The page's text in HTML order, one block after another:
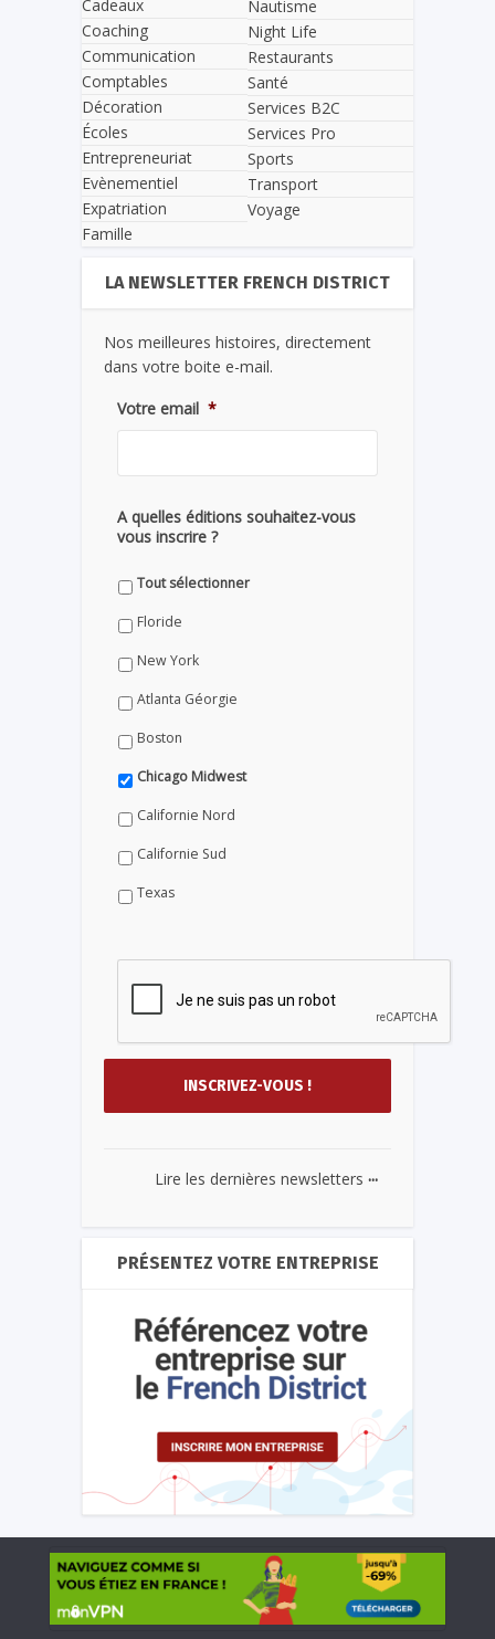
Cadeaux
Coaching
Communication
Comptables
Décoration
Écoles
Entrepreneuriat
Evènementiel
Expatriation
Famille
Nautisme
Night Life
Restaurants
Santé
Services B2C
Services Pro
Sports
Transport
Voyage
LA NEWSLETTER FRENCH DISTRICT
Nos meilleures histoires, directement
dans votre boite e-mail.
Votre email *
A quelles éditions souhaitez-vous
vous inscrire ?
Tout sélectionner
Floride
New York
Atlanta Géorgie
Boston
Chicago Midwest
Californie Nord
Californie Sud
Texas
Lire les dernières newsletters ...
PRÉSENTEZ VOTRE ENTREPRISE